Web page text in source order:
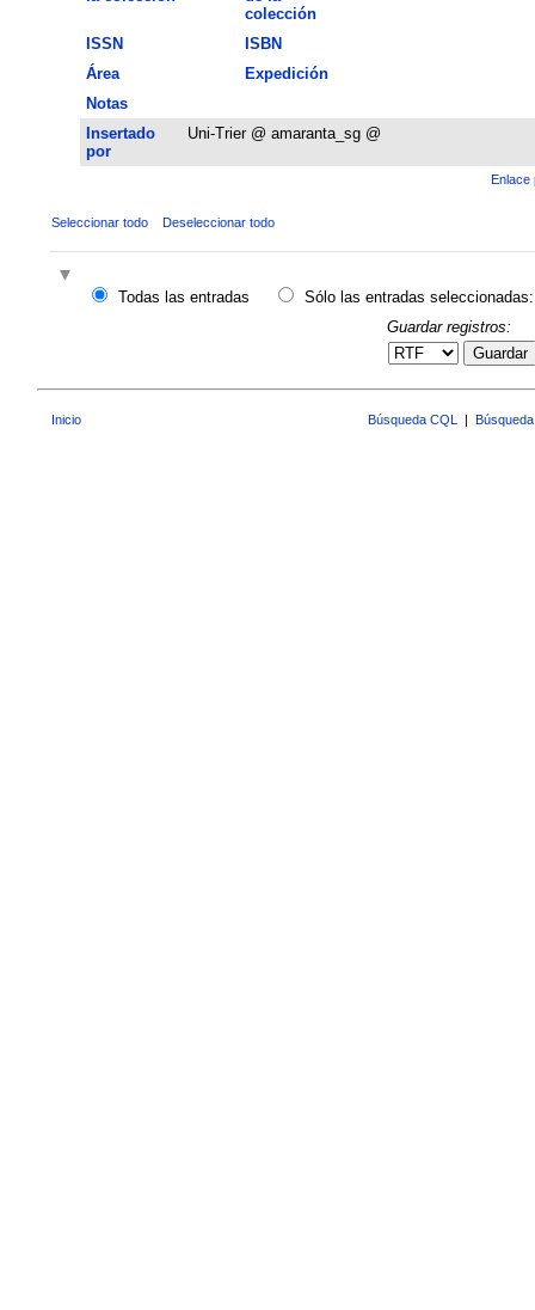
colección
ISSN
ISBN
Área
Expedición
Notas
Insertado
por
Uni-Trier @ amaranta_sg @
Enlace
Seleccionar todo Deseleccionar todo
Todas las entradas
Sólo las entradas seleccionadas:
Guardar registros:
Guardar
Inicio Búsqueda CQL